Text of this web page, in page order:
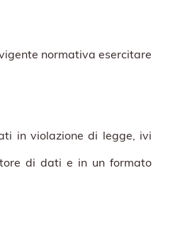
normativa esercitare
in violazione di legge, ivi
di dati e in un formato